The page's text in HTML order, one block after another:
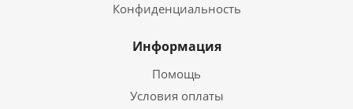
Конфиденциальность
Информация
Помощь
Условия оплаты